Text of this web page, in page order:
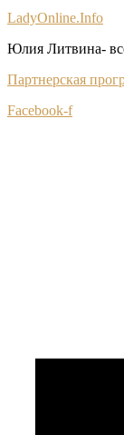
LadyOnline.Info
Юлия Литвина-
Партнерская
Facebook-f